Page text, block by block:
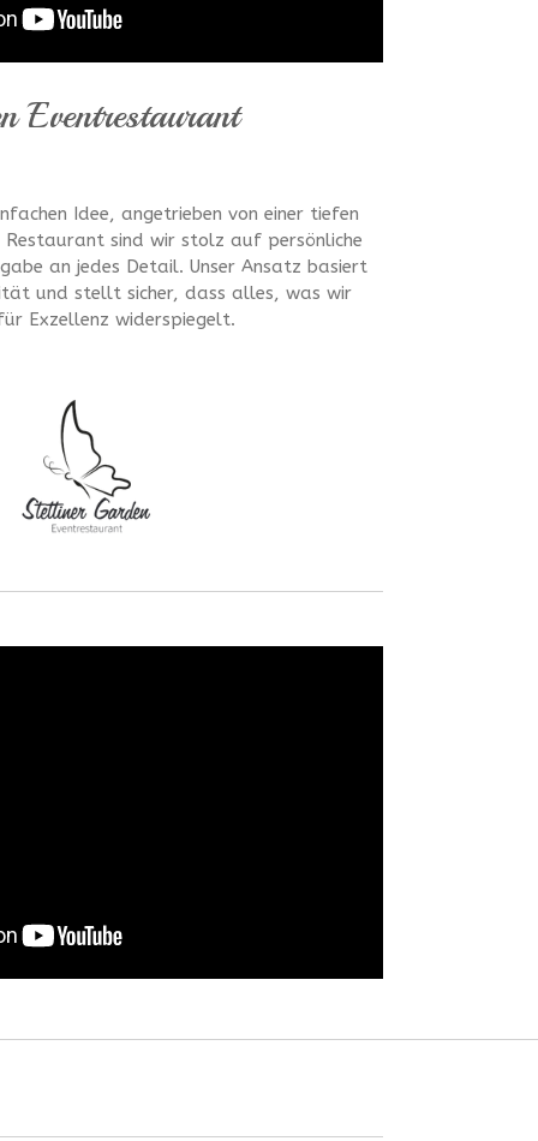
Eventrestaurant
Idee, angetrieben von einer tiefen
Restaurant sind wir stolz auf persönliche
an jedes Detail. Unser Ansatz basiert
und stellt sicher, dass alles, was wir
Exzellenz widerspiegelt.